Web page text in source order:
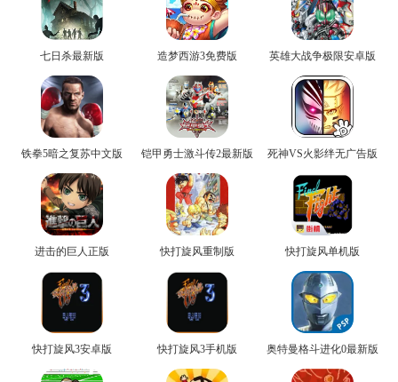
七日杀最新版 造梦西游3免费版 英雄大战争极限安卓版
铁拳5暗之复苏中文版 铠甲勇士激斗传2最新版 死神VS火影绊无广告版
进击的巨人正版 快打旋风重制版 快打旋风单机版
快打旋风3安卓版 快打旋风3手机版 奥特曼格斗进化0最新版